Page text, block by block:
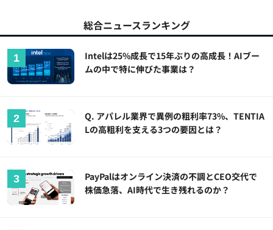
総合ニュースランキング
Intelは25%成長で15年ぶりの高成長！AIブー
ムの中で特に伸びた事業は？
Q. アパレル業界で異例の粗利率73%、TENTIA
Lの高粗利を支える3つの要因とは？
PayPalはオンライン決済の不調とCEO交代で
株価急落、AI時代で生き残れるのか？